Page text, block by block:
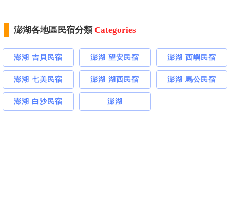
澎湖各地區民宿分類Categories
澎湖 吉貝民宿 澎湖 望安民宿 澎湖 西嶼民宿
澎湖 七美民宿 澎湖 湖西民宿 澎湖 馬公民宿
澎湖 白沙民宿 澎湖